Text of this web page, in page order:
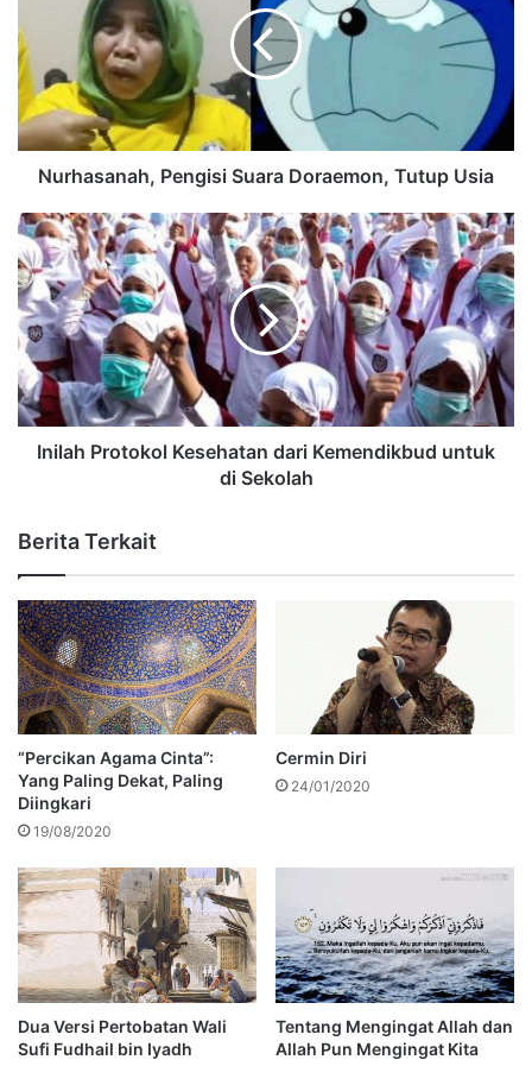
Nurhasanah, Pengisi Suara Doraemon, Tutup Usia
Inilah Protokol Kesehatan dari Kemendikbud untuk
di Sekolah
Berita Terkait
“Percikan Agama Cinta”:
Yang Paling Dekat, Paling
Diingkari
19/08/2020
Cermin Diri
24/01/2020
Dua Versi Pertobatan Wali
Sufi Fudhail bin Iyadh
Tentang Mengingat Allah dan
Allah Pun Mengingat Kita